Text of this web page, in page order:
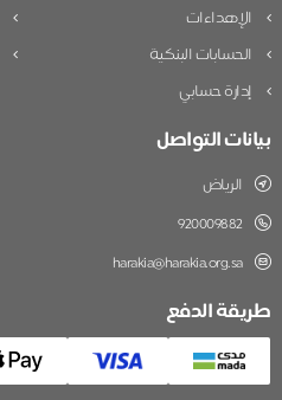
الإهداءات
الحسابات البنكية
إدارة حسابي
بيانات التواصل
الرياض
920009882
harakia@harakia.org.sa
طريقة الدفع